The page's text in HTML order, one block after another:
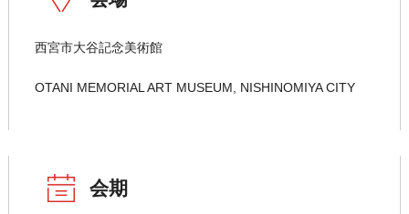
西宮市大谷記念美術館
OTANI MEMORIAL ART MUSEUM, NISHINOMIYA CITY
会期